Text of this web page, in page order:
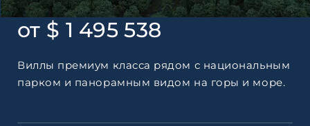
от $ 1 495 538
Виллы премиум класса рядом с национальным
парком и панорамным видом на горы и море.